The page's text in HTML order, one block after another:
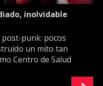
inolvidable
post-punk: pocos
un mito tan
Centro de Salud